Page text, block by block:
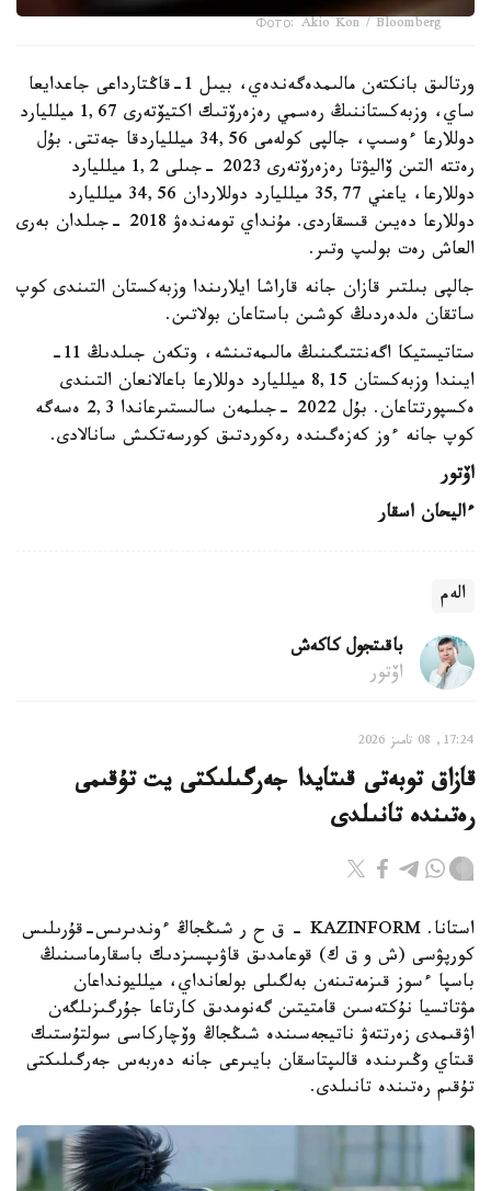
Фото: Akio Kon / Bloomberg
ورتالىق بانكتەن مالىمدەگەندەي، بيىل 1-قاڭتارداعى جاعدايعا
ساي، وزبەكستاننىڭ رەسمي رەزەرۆتىك اكتيۆتەرى 1,67 ميلليارد
دوللارعا ءوسىپ، جالپى كولەمى 34,56 ميللياردقا جەتتى. بۇل
رەتتە التىن ۆاليۋتا رەزەرۆتەرى 2023 -جىلى 1,2 ميلليارد
دوللارعا، ياعني 35,77 ميلليارد دوللاردان 34,56 ميلليارد
دوللارعا دەيىن قىسقاردى. مۇنداي تومەندەۋ 2018 -جىلدان بەرى
العاش رەت بولىپ وتىر.
جالپى بىلتىر قازان جانە قاراشا ايلارىندا وزبەكستان التىندى كوپ
ساتقان ەلدەردىڭ كوشىن باستاعان بولاتىن.
ستاتيستيكا اگەنتتىگىنىڭ مالىمەتىنشە، وتكەن جىلدىڭ 11-
ايىندا وزبەكستان 8,15 ميلليارد دوللارعا باعالانعان التىندى
ەكسپورتتاعان. بۇل 2022 -جىلمەن سالىستىرعاندا 2,3 ەسەگە
كوپ جانە ءوز كەزەگىندە رەكوردتىق كورسەتكىش سانالادى.
اۆتور
ءاليحان اسقار
الەم
باقىتجول كاكەش
اۆتور
17:24, 08 تامىز 2026
قازاق توبەتى قىتايدا جەرگىلىكتى يت تۇقىمى
رەتىندە تانىلدى
استانا. KAZINFORM – ق ح ر شىڭجاڭ ءوندىرىس-قۇرىلىس
كورپۋسى (ش و ق ك) قوعامدىق قاۋىپسىزدىك باسقارماسىنىڭ
باسپا ءسوز قىزمەتىنەن بەلگىلى بولعانداي، ميلليونداعان
مۋتاتسيا نۇكتەسىن قامتيتىن گەنومدىق كارتاعا جۇرگىزىلگەن
اۋقىمدى زەرتتەۋ ناتيجەسىندە شىڭجاڭ وۆچاركاسى سولتۇستىك
قىتاي وڭىرىندە قالىپتاسقان بايىرعى جانە دەربەس جەرگىلىكتى
تۇقىم رەتىندە تانىلدى.